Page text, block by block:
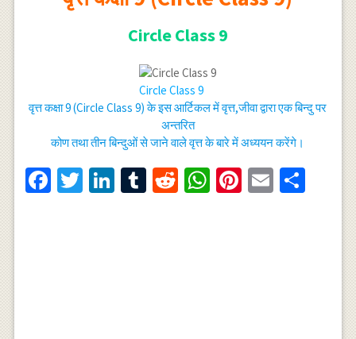
Circle Class 9
Circle Class 9
वृत्त कक्षा 9 (Circle Class 9) के इस आर्टिकल में वृत्त,जीवा द्वारा एक बिन्दु पर
अन्तरित
कोण तथा तीन बिन्दुओं से जाने वाले वृत्त के बारे में अध्ययन करेंगे।
Facebook
Twitter
LinkedIn
Tumblr
RedditWhatsApp
Pinterest
Email